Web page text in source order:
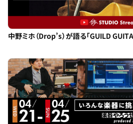
中野ミホ（Drop’s）が語る「GUILD